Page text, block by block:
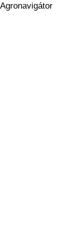
Agronavigátor